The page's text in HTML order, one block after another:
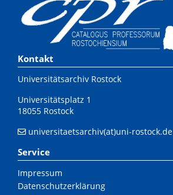
Kontakt
Universitätsarchiv Rostock
Universitätsplatz 1
18055 Rostock
universitaetsarchiv(at)uni-rostock.de
Service
Impressum
Datenschutzerklärung